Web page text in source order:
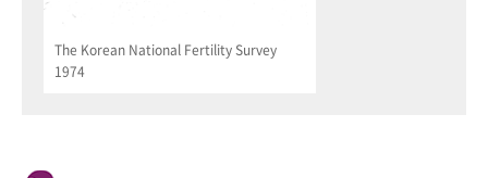
The Korean National Fertility Survey
1974